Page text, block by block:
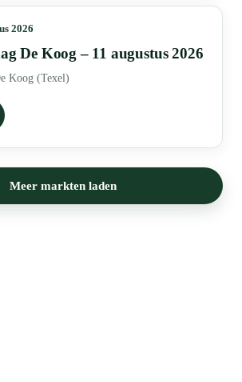
2026
De Koog – 11 augustus 2026
Koog (Texel)
Meer markten laden